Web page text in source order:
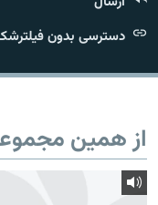
دسترسی بدون
از همین